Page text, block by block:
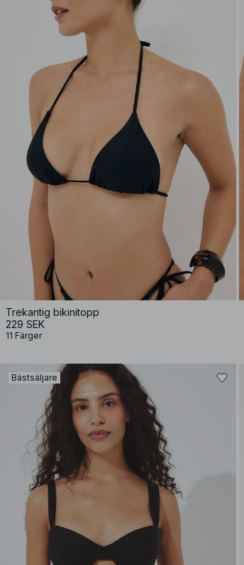
Trekantig bikinitopp
229 SEK
11 Färger
Bästsäljare